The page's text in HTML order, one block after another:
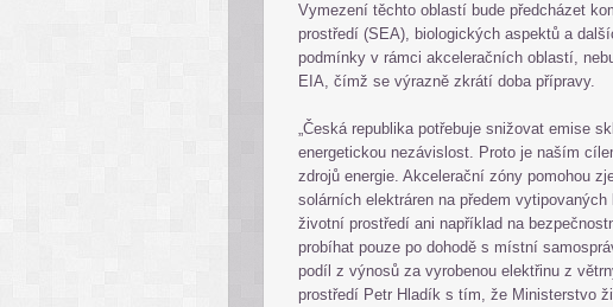
Vymezení těchto oblastí bude předcházet
prostředí (SEA), biologických aspektů a
podmínky v rámci akceleračních oblastí,
EIA, čímž se výrazně zkrátí doba přípravy.
„Česká republika potřebuje snižovat emise
energetickou nezávislost. Proto je naším
zdrojů energie. Akcelerační zóny pomohou
solárních elektráren na předem
životní prostředí ani například na
probíhat pouze po dohodě s místní
podíl z výnosů za vyrobenou elektřinu z
prostředí Petr Hladík s tím, že Ministerstvo